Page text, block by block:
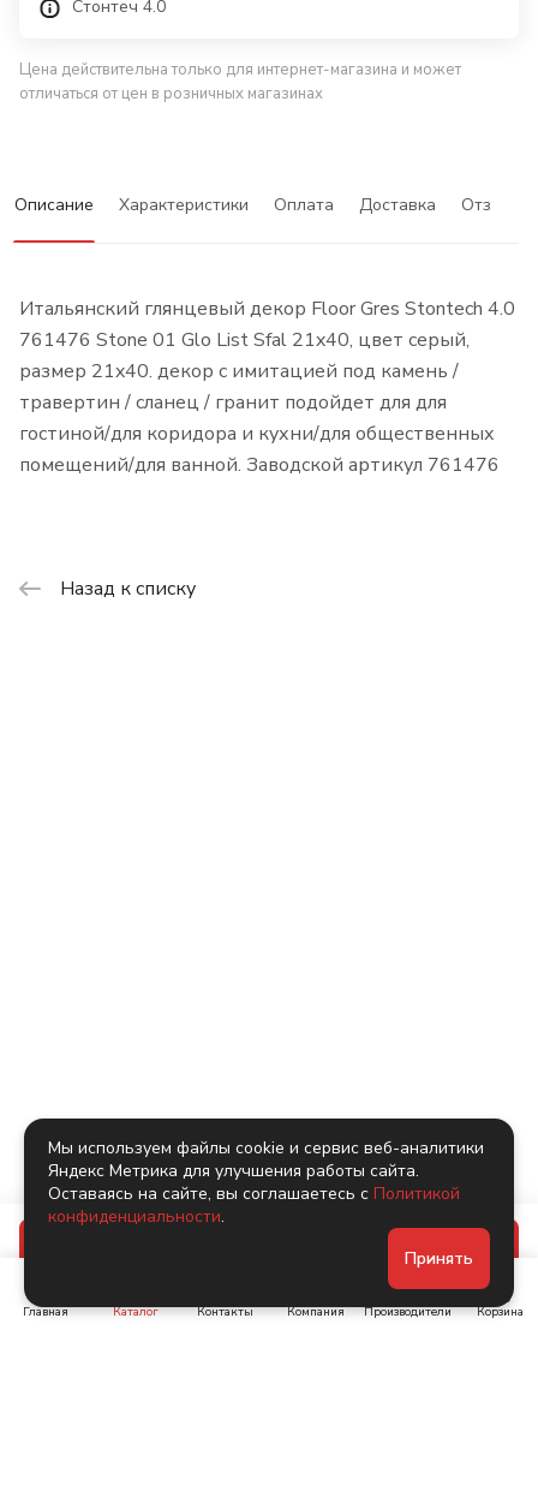
Стонтеч 4.0
Цена действительна только для интернет-магазина и может
отличаться от цен в розничных магазинах
Описание Характеристики Оплата Доставка Отзывы
Итальянский глянцевый декор Floor Gres Stontech 4.0
761476 Stone 01 Glo List Sfal 21x40, цвет серый,
размер 21x40. декор с имитацией под камень /
травертин / сланец / гранит подойдет для для
гостиной/для коридора и кухни/для общественных
помещений/для ванной. Заводской артикул 761476
Назад к списку
Главная Каталог Контакты Компания Производители Корзина
Мы используем файлы cookie и сервис веб-аналитики
Яндекс Метрика для улучшения работы сайта.
Оставаясь на сайте, вы соглашаетесь с Политикой
конфиденциальности.
Принять